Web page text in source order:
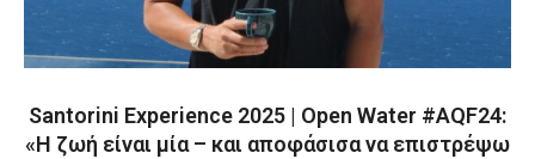
Santorini Experience 2025 | Open Water #AQF24:
«Η ζωή είναι μία – και αποφάσισα να επιστρέψω